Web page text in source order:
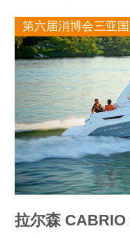
第六届消博会三亚
拉尔森 CABRIO